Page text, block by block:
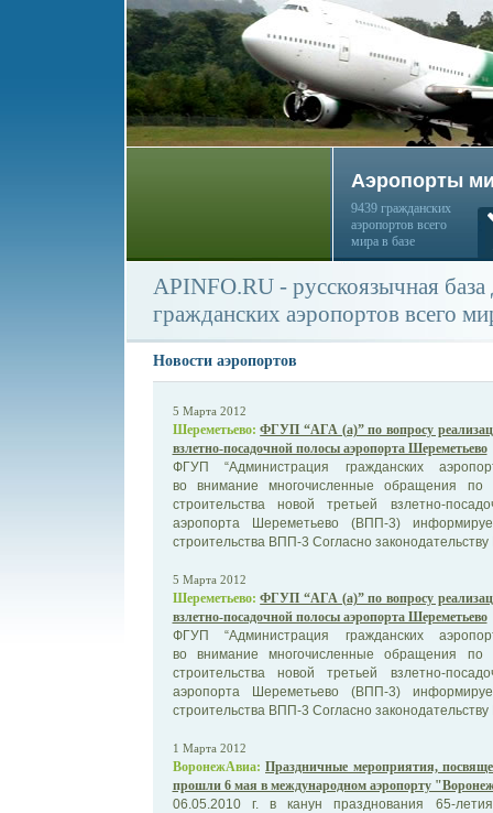
Аэропорты
9439 гражданских
аэропортов всего
мира в базе
APINFO.RU - русскоязычная
гражданских аэропортов всего
Новости аэропортов
5 Марта 2012
Шереметьево: ФГУП “АГА (а)” по вопросу
взлетно-посадочной полосы аэропорта Шереметьево
ФГУП “Администрация гражданских
во внимание многочисленные обращения по
строительства новой третьей взлетно-
аэропорта Шереметьево (ВПП-3)
строительства ВПП-3 Согласно
5 Марта 2012
Шереметьево: ФГУП “АГА (а)” по вопросу
взлетно-посадочной полосы аэропорта Шереметьево
ФГУП “Администрация гражданских
во внимание многочисленные обращения по
строительства новой третьей взлетно-
аэропорта Шереметьево (ВПП-3)
строительства ВПП-3 Согласно
1 Марта 2012
ВоронежАвиа: Праздничные мероприятия,
прошли 6 мая в международном аэропорту
06.05.2010 г. в канун празднования 65-